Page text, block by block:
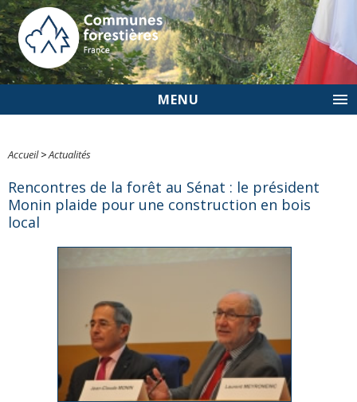
MENU
Accueil>Actualités
Rencontres de la forêt au Sénat : le président
Monin plaide pour une construction en bois
local